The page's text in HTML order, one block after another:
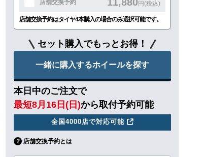
店舗交換予約 円(税込)
店舗交換予約はタイヤ4本購入の場合のみ選択可能です。
セット購入でもっとお得！
一緒に購入するホイールを探す
本日中のご注文で
最短8月16日(日)から取付予約可能
全国4000店で対応可能
店舗交換予約とは